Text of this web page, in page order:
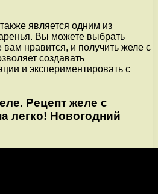
является одним из
Вы можете выбрать
нравится, и получить желе с
создавать
и экспериментировать с
Рецепт желе с
легко! Новогодний